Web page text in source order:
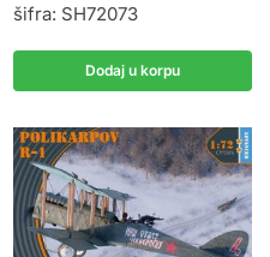
šifra: SH72073
Dodaj u korpu